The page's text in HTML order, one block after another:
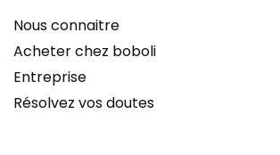
Nous connaitre
Acheter chez boboli
Entreprise
Résolvez vos doutes